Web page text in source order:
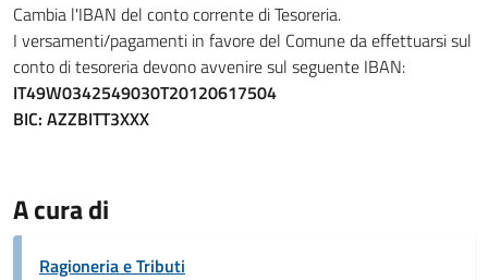
Cambia l'IBAN del conto corrente di Tesoreria.
I versamenti/pagamenti in favore del Comune da effettuarsi sul
conto di tesoreria devono avvenire sul seguente IBAN:
IT49W0342549030T20120617504
BIC: AZZBITT3XXX
A cura di
Ragioneria e Tributi